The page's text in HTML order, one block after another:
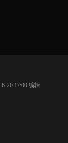
20 17:00 编辑